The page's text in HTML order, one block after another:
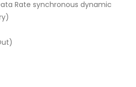
Rate synchronous dynamic